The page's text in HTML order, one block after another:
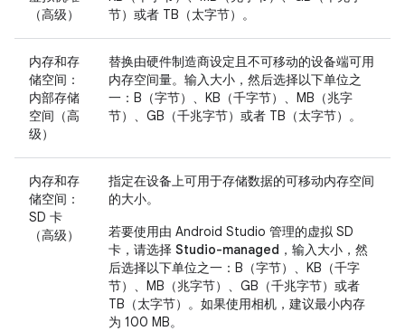
（高级）
节）或者 TB（太字节）。
内存和存
储空间：
内部存储
空间（高
级）
替换由硬件制造商设定且不可移动的设备端可用
内存空间量。输入大小，然后选择以下单位之
一：B（字节）、KB（千字节）、MB（兆字
节）、GB（千兆字节）或者 TB（太字节）。
内存和存
储空间：
SD 卡
（高级）
指定在设备上可用于存储数据的可移动内存空间
的大小。
若要使用由 Android Studio 管理的虚拟 SD
卡，请选择 Studio-managed ，输入大小，然
后选择以下单位之一：B（字节）、KB（千字
节）、MB（兆字节）、GB（千兆字节）或者
TB（太字节）。如果使用相机，建议最小内存
为 100 MB。